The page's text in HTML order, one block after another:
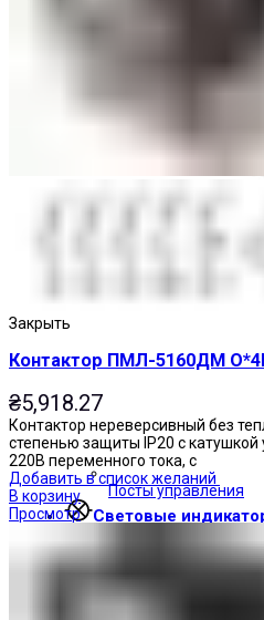
Посты управления
Световые
Зуммеры
Электрощитовое
Трансформаторы
Закрыть
Контактор ПМЛ-5160ДМ
₴5,918.27
Контактор нереверсивный без
степенью защиты IP20 с
220В переменного тока, с
Добавить в список желаний
В корзину
Просмотр